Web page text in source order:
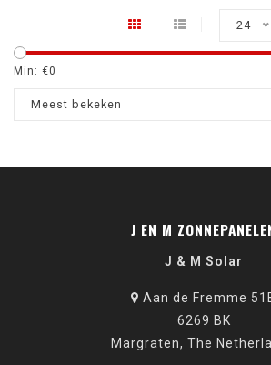
24
Min: €0
Meest bekeken
J EN M
J & M Solar
Aan de Fremme
6269 BK
Margraten, The